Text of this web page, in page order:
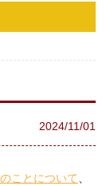
2024/11/01
ことについて